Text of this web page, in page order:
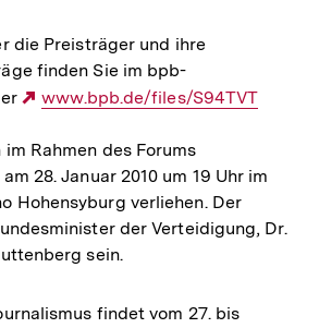
die Preisträger und ihre
finden Sie im bpb-
Externer
www.bpb.de/files/S94TVT
Rahmen des Forums
28. Januar 2010 um 19 Uhr im
Hohensyburg verliehen. Der
der Verteidigung, Dr.
sein.
findet vom 27. bis